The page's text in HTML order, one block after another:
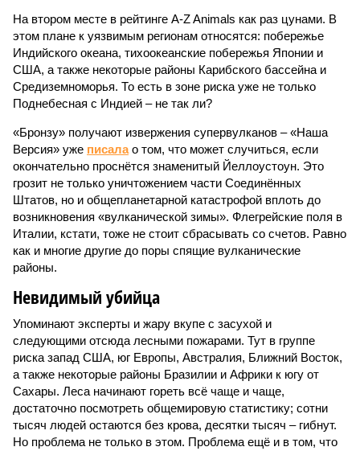
На втором месте в рейтинге A-Z Animals как раз цунами. В
этом плане к уязвимым регионам относятся: побережье
Индийского океана, тихо­океанские побережья Японии и
США, а также некоторые районы Карибского бассейна и
Средиземноморья. То есть в зоне риска уже не только
Поднебесная с Индией – не так ли?
«Бронзу» получают извержения супервулканов – «Наша
Версия» уже писалао том, что может случиться, если
окончательно проснётся знаменитый Йеллоустоун. Это
грозит не только уничтожением части Соединённых
Штатов, но и общепланетарной катастрофой вплоть до
возникновения «вулканической зимы». Флегрейские поля в
Италии, кстати, тоже не стоит сбрасывать со счетов. Равно
как и многие другие до поры спящие вулканические
районы.
Невидимый убийца
Упоминают эксперты и жару вкупе с засухой и
следующими отсюда лесными пожарами. Тут в группе
риска запад США, юг Европы, Австралия, Ближний Восток,
а также некоторые районы Бразилии и Африки к югу от
Сахары. Леса начинают гореть всё чаще и чаще,
достаточно посмотреть общемировую статистику; сотни
тысяч людей остаются без крова, десятки тысяч – гибнут.
Но проблема не только в этом. Проблема ещё и в том, что